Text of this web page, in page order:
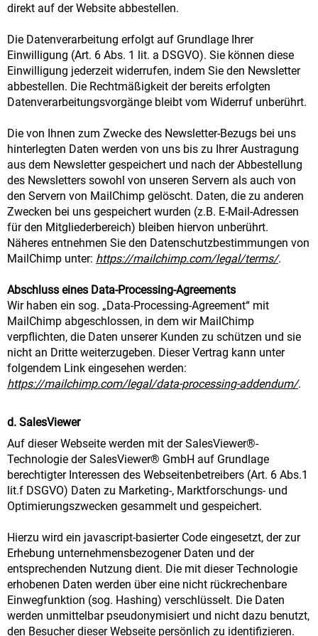
direkt auf der Website abbestellen.
Die Datenverarbeitung erfolgt auf Grundlage Ihrer
Einwilligung (Art. 6 Abs. 1 lit. a DSGVO). Sie können diese
Einwilligung jederzeit widerrufen, indem Sie den Newsletter
abbestellen. Die Rechtmäßigkeit der bereits erfolgten
Datenverarbeitungsvorgänge bleibt vom Widerruf unberührt.
Die von Ihnen zum Zwecke des Newsletter-Bezugs bei uns
hinterlegten Daten werden von uns bis zu Ihrer Austragung
aus dem Newsletter gespeichert und nach der Abbestellung
des Newsletters sowohl von unseren Servern als auch von
den Servern von MailChimp gelöscht. Daten, die zu anderen
Zwecken bei uns gespeichert wurden (z.B. E-Mail-Adressen
für den Mitgliederbereich) bleiben hiervon unberührt.
Näheres entnehmen Sie den Datenschutzbestimmungen von
MailChimp unter: https://mailchimp.com/legal/terms/.
Abschluss eines Data-Processing-Agreements
Wir haben ein sog. „Data-Processing-Agreement“ mit
MailChimp abgeschlossen, in dem wir MailChimp
verpflichten, die Daten unserer Kunden zu schützen und sie
nicht an Dritte weiterzugeben. Dieser Vertrag kann unter
folgendem Link eingesehen werden:
https://mailchimp.com/legal/data-processing-addendum/.
d. SalesViewer
Auf dieser Webseite werden mit der SalesViewer®-
Technologie der SalesViewer® GmbH auf Grundlage
berechtigter Interessen des Webseitenbetreibers (Art. 6 Abs.1
lit.f DSGVO) Daten zu Marketing-, Marktforschungs- und
Optimierungszwecken gesammelt und gespeichert.
Hierzu wird ein javascript-basierter Code eingesetzt, der zur
Erhebung unternehmensbezogener Daten und der
entsprechenden Nutzung dient. Die mit dieser Technologie
erhobenen Daten werden über eine nicht rückrechenbare
Einwegfunktion (sog. Hashing) verschlüsselt. Die Daten
werden unmittelbar pseudonymisiert und nicht dazu benutzt,
den Besucher dieser Webseite persönlich zu identifizieren.